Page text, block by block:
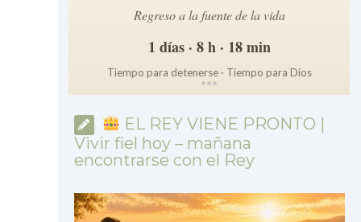
Regreso a la fuente de la vida
1 días · 8 h · 18 min
Tiempo para detenerse · Tiempo para Dios
***
EL REY VIENE PRONTO |
Vivir fiel hoy – mañana
encontrarse con el Rey